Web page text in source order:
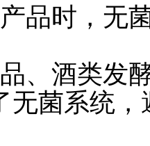
品时，无
、酒类发
无菌系统